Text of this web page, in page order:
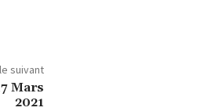
suivant
Mars
2021